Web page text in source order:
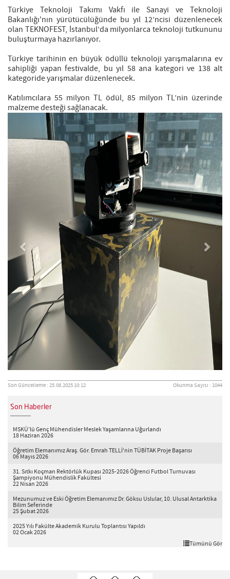
Türkiye Teknoloji Takımı Vakfı ile Sanayi ve Teknoloji
Bakanlığı'nın yürütücülüğünde bu yıl 12’ncisi düzenlenecek
olan TEKNOFEST, İstanbul’da milyonlarca teknoloji tutkununu
buluşturmaya hazırlanıyor.
Türkiye tarihinin en büyük ödüllü teknoloji yarışmalarına ev
sahipliği yapan festivalde, bu yıl 58 ana kategori ve 138 alt
kategoride yarışmalar düzenlenecek.
Katılımcılara 55 milyon TL ödül, 85 milyon TL’nin üzerinde
malzeme desteği sağlanacak.
Previous Next
Son Güncelleme : 25.08.2025 10:12 Okunma Sayısı : 1044
Son Haberler
MSKÜ’lü Genç Mühendisler Meslek Yaşamlarına Uğurlandı
18 Haziran 2026
Öğretim Elemanımız Araş. Gör. Emrah TELLİ'nin TÜBİTAK Proje Başarısı
06 Mayıs 2026
31. Sıtkı Koçman Rektörlük Kupası 2025-2026 Öğrenci Futbol Turnuvası
Şampiyonu Mühendislik Fakültesi
22 Nisan 2026
Mezunumuz ve Eski Öğretim Elemanımız Dr. Göksu Uslular, 10. Ulusal Antarktika
Bilim Seferinde
25 Şubat 2026
2025 Yılı Fakülte Akademik Kurulu Toplantısı Yapıldı
02 Ocak 2026
Tümünü Gör